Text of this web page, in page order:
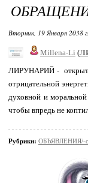
Вторник, 19 Января 2038
Millena-Li (
ЛИРУНАРИЙ -
отрицательной
духовной и
чтобы впредь не
Рубрики: ОБЪЯВЛЕНИЯ/-